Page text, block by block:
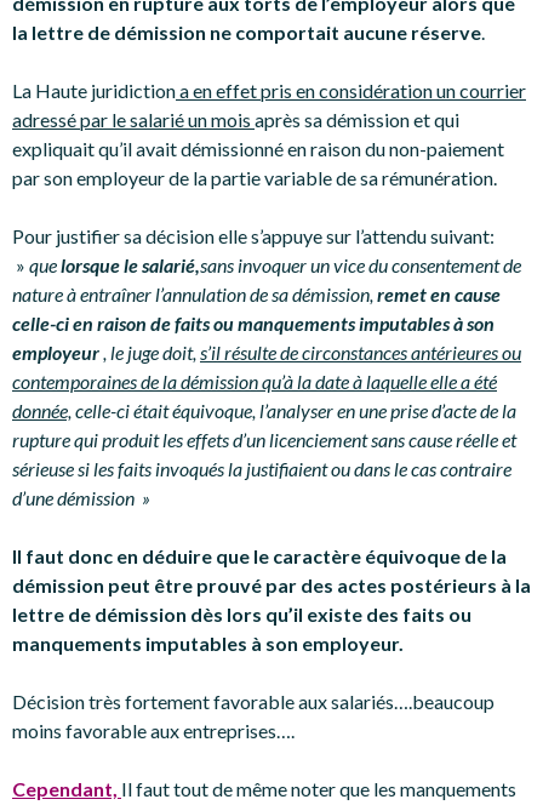
la lettre de démission ne comportait aucune réserve.
La Haute juridictiona en effet pris en considération un courrier
adressé par le salarié un mois après sa démission et qui
expliquait qu’il avait démissionné en raison du non-paiement
par son employeur de la partie variable de sa rémunération.
Pour justifier sa décision elle s’appuye sur l’attendu suivant:
» quelorsque le salarié,sans invoquer un vice du consentement de
nature à entraîner l’annulation de sa démission,remet en cause
celle-ci en raison de faits ou manquements imputables à son
employeur, le juge doit,s’il résulte de circonstances antérieures ou
contemporaines de la démission qu’à la date à laquelle elle a été
donnée,celle-ci était équivoque, l’analyser en une prise d’acte de la
rupture qui produit les effets d’un licenciement sans cause réelle et
sérieuse si les faits invoqués la justifiaient ou dans le cas contraire
d’une démission »
Il faut donc en déduire que le caractère équivoque de la
démission peut être prouvé par des actes postérieurs à la
lettre de démission dès lors qu’il existe des faits ou
manquements imputables à son employeur.
Décision très fortement favorable aux salariés….beaucoup
moins favorable aux entreprises….
Cependant, Il faut tout de même noter que les manquements